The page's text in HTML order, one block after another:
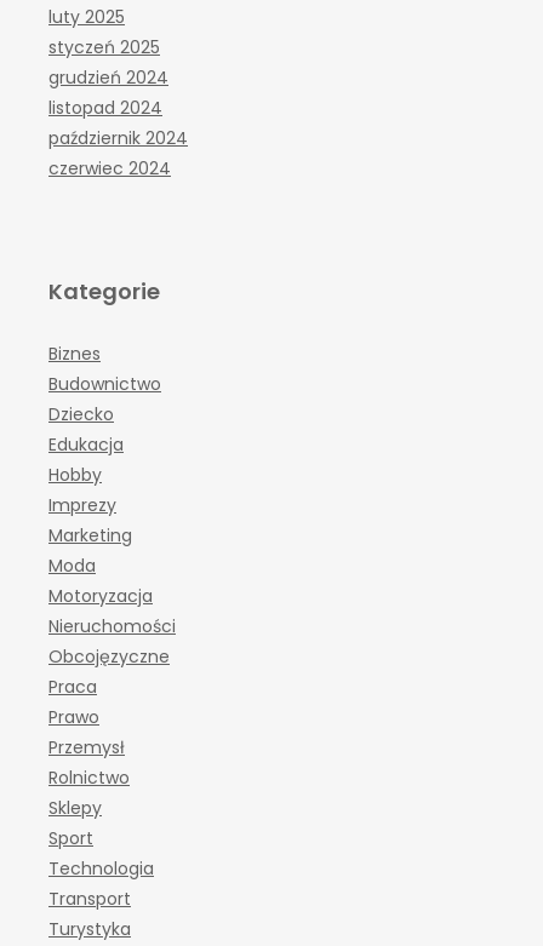
luty 2025
styczeń 2025
grudzień 2024
listopad 2024
październik 2024
czerwiec 2024
Kategorie
Biznes
Budownictwo
Dziecko
Edukacja
Hobby
Imprezy
Marketing
Moda
Motoryzacja
Nieruchomości
Obcojęzyczne
Praca
Prawo
Przemysł
Rolnictwo
Sklepy
Sport
Technologia
Transport
Turystyka